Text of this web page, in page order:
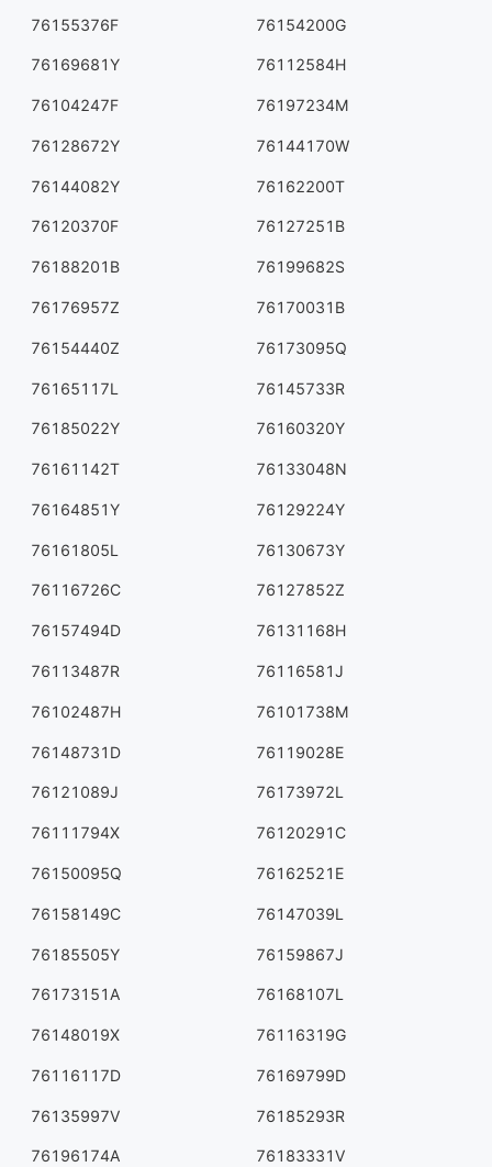
76155376F 76154200G
76169681Y 76112584H
76104247F 76197234M
76128672Y 76144170W
76144082Y 76162200T
76120370F 76127251B
76188201B 76199682S
76176957Z 76170031B
76154440Z 76173095Q
76165117L 76145733R
76185022Y 76160320Y
76161142T 76133048N
76164851Y 76129224Y
76161805L 76130673Y
76116726C 76127852Z
76157494D 76131168H
76113487R 76116581J
76102487H 76101738M
76148731D 76119028E
76121089J 76173972L
76111794X 76120291C
76150095Q 76162521E
76158149C 76147039L
76185505Y 76159867J
76173151A 76168107L
76148019X 76116319G
76116117D 76169799D
76135997V 76185293R
76196174A 76183331V